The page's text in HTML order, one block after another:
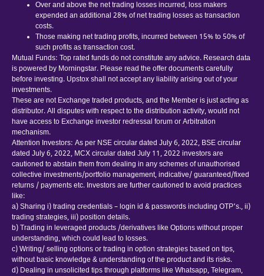
Over and above the net trading losses incurred, loss makers
expended an additional 28% of net trading losses as transaction
costs.
Those making net trading profits, incurred between 15% to 50% of
such profits as transaction cost.
Mutual Funds: Top rated funds do not constitute any advice. Research data
is powered by Morningstar. Please read the offer documents carefully
before investing. Upstox shall not accept any liability arising out of your
investments.
These are not Exchange traded products, and the Member is just acting as
distributor. All disputes with respect to the distribution activity, would not
have access to Exchange investor redressal forum or Arbitration
mechanism.
Attention Investors: As per NSE circular dated July 6, 2022, BSE circular
dated July 6, 2022, MCX circular dated July 11, 2022 investors are
cautioned to abstain them from dealing in any schemes of unauthorised
collective investments/portfolio management, indicative/ guaranteed/fixed
returns / payments etc. Investors are further cautioned to avoid practices
like:
a) Sharing i) trading credentials – login id & passwords including OTP’s., ii)
trading strategies, iii) position details.
b) Trading in leveraged products /derivatives like Options without proper
understanding, which could lead to losses.
c) Writing/ selling options or trading in option strategies based on tips,
without basic knowledge & understanding of the product and its risks.
d) Dealing in unsolicited tips through platforms like Whatsapp, Telegram,